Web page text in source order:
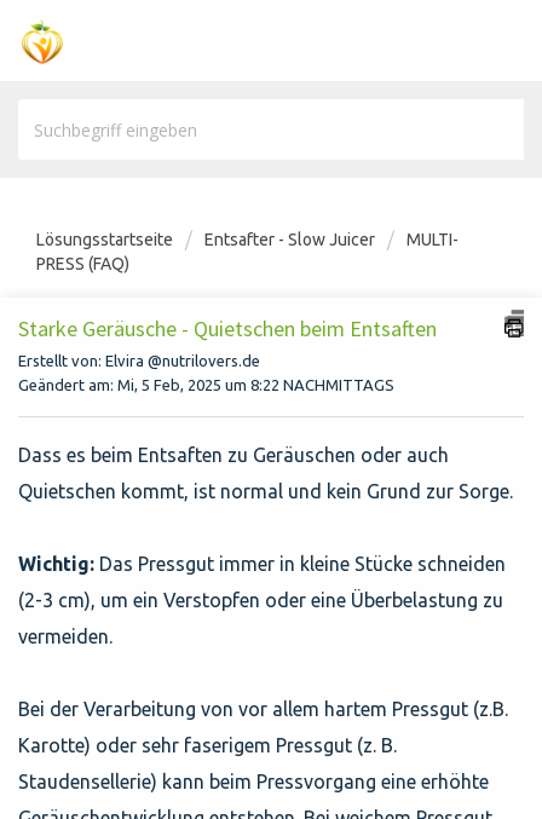
Lösungsstartseite Entsafter - Slow Juicer
MULTI-
PRESS (FAQ)
Starke Geräusche - Quietschen beim Entsaften
Erstellt von: Elvira @nutrilovers.de
Geändert am: Mi, 5 Feb, 2025 um 8:22 NACHMITTAGS
Dass es beim Entsaften zu Geräuschen oder auch
Quietschen kommt, ist normal und kein Grund zur Sorge.
Wichtig: Das Pressgut immer in kleine Stücke schneiden
(2-3 cm), um ein Verstopfen oder eine Überbelastung zu
vermeiden.
Bei der Verarbeitung von vor allem hartem Pressgut (z.B.
Karotte) oder sehr faserigem Pressgut (z. B.
Staudensellerie) kann beim Pressvorgang eine erhöhte